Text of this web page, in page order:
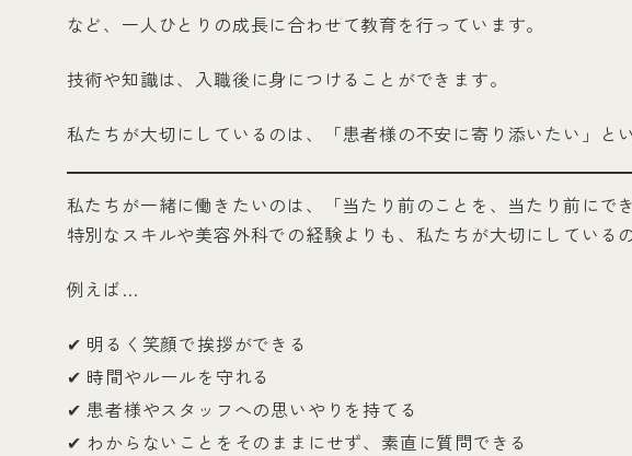
など、一人ひとりの成長に合わせて教育を行っています。
技術や知識は、入職後に身につけることができます。
私たちが大切にしているのは、「患者様の不安に寄り添いたい」と
私たちが一緒に働きたいのは、「当たり前のことを、当たり前にで
特別なスキルや美容外科での経験よりも、私たちが大切にしている
例えば…
✔ 明るく笑顔で挨拶ができる
✔ 時間やルールを守れる
✔ 患者様やスタッフへの思いやりを持てる
✔ わからないことをそのままにせず、素直に質問できる